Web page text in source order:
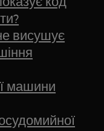
висушує
машини